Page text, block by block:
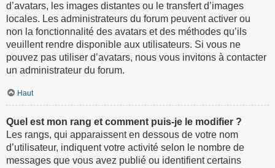
d’avatars, les images distantes ou le transfert d’images
locales. Les administrateurs du forum peuvent activer ou
non la fonctionnalité des avatars et des méthodes qu’ils
veuillent rendre disponible aux utilisateurs. Si vous ne
pouvez pas utiliser d’avatars, nous vous invitons à contacter
un administrateur du forum.
Haut
Quel est mon rang et comment puis-je le modifier ?
Les rangs, qui apparaissent en dessous de votre nom
d’utilisateur, indiquent votre activité selon le nombre de
messages que vous avez publié ou identifient certains